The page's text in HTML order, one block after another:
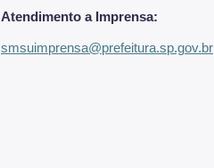
Atendimento a Imprensa:
smsuimprensa@prefeitura.sp.gov.br